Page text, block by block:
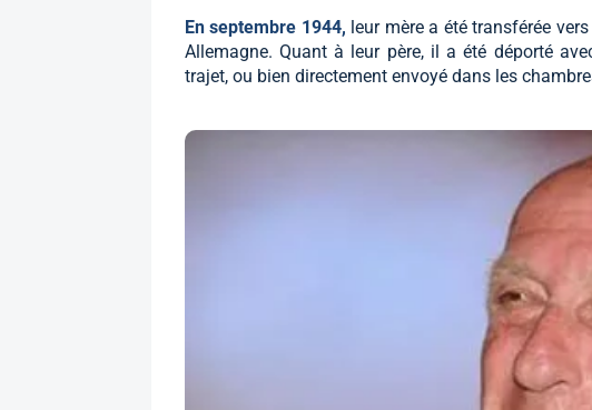
En septembre 1944, leur mère a été transférée
Allemagne. Quant à leur père, il a été déporté
trajet, ou bien directement envoyé dans les